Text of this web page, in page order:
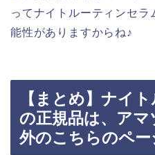
ってナイトルーティンセ
能性がありますからね♪
【まとめ】ナイ
の正規品は、ア
外のこちらのペー